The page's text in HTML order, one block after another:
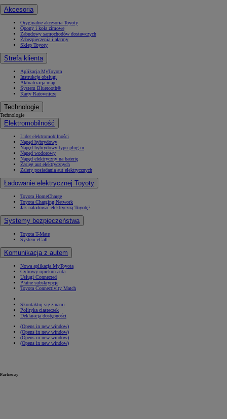
Akcesoria
Oryginalne akcesoria Toyoty
Opony i koła zimowe
Zabudowy samochodów dostawczych
Zabezpieczenia i alarmy
Sklep Toyoty
Strefa klienta
Aplikacja MyToyota
Instrukcje obsługi
Aktualizacja map
System Bluetooth®
Karty Ratownicze
Technologie
Technologie
Elektromobilność
Lider elektromobilności
Napęd hybrydowy
Napęd hybrydowy typu plug-in
Napęd wodorowy
Napęd elektryczny na baterię
Zasięg aut elektrycznych
Zalety posiadania aut elektrycznych
Ładowanie elektrycznej Toyoty
Toyota HomeCharge
Toyota Charging Network
Jak naładować elektryczną Toyotę?
Systemy bezpieczeństwa
Toyota T-Mate
System eCall
Komunikacja z autem
Nowa aplikacja MyToyota
Cyfrowy opiekun auta
Usługi Connected
Płatne subskrypcje
Toyota Connectivity Match
Skontaktuj się z nami
Polityka ciasteczek
Deklaracja dostępności
(Opens in new window)
(Opens in new window)
(Opens in new window)
(Opens in new window)
Partnerzy